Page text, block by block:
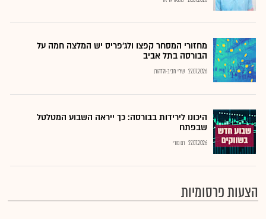
מחזורי המסחר קפצו ולג'פריס יש המלצה חמה על
הבורסה בתל אביב
27.07.2026 שירי חביב-ולדהורן
היכונו לירידות בבורסה: כך ייראה השבוע המטלטל
שבפתח
27.07.2026 רם מורי
הצעות פרסומיות